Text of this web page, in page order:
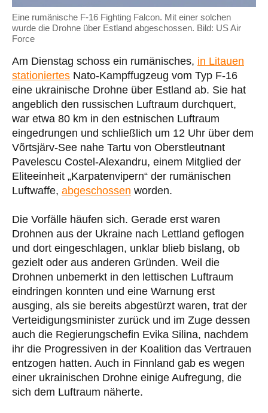
Eine rumänische F-16 Fighting Falcon. Mit einer solchen
wurde die Drohne über Estland abgeschossen. Bild: US Air
Force
Am Dienstag schoss ein rumänisches, in Litauen
stationiertes Nato-Kampffugzeug vom Typ F-16
eine ukrainische Drohne über Estland ab. Sie hat
angeblich den russischen Luftraum durchquert,
war etwa 80 km in den estnischen Luftraum
eingedrungen und schließlich um 12 Uhr über dem
Võrtsjärv-See nahe Tartu von Oberstleutnant
Pavelescu Costel-Alexandru, einem Mitglied der
Eliteeinheit „Karpatenvipern“ der rumänischen
Luftwaffe, abgeschossen worden.
Die Vorfälle häufen sich. Gerade erst waren
Drohnen aus der Ukraine nach Lettland geflogen
und dort eingeschlagen, unklar blieb bislang, ob
gezielt oder aus anderen Gründen. Weil die
Drohnen unbemerkt in den lettischen Luftraum
eindringen konnten und eine Warnung erst
ausging, als sie bereits abgestürzt waren, trat der
Verteidigungsminister zurück und im Zuge dessen
auch die Regierungschefin Evika Silina, nachdem
ihr die Progressiven in der Koalition das Vertrauen
entzogen hatten. Auch in Finnland gab es wegen
einer ukrainischen Drohne einige Aufregung, die
sich dem Luftraum näherte.